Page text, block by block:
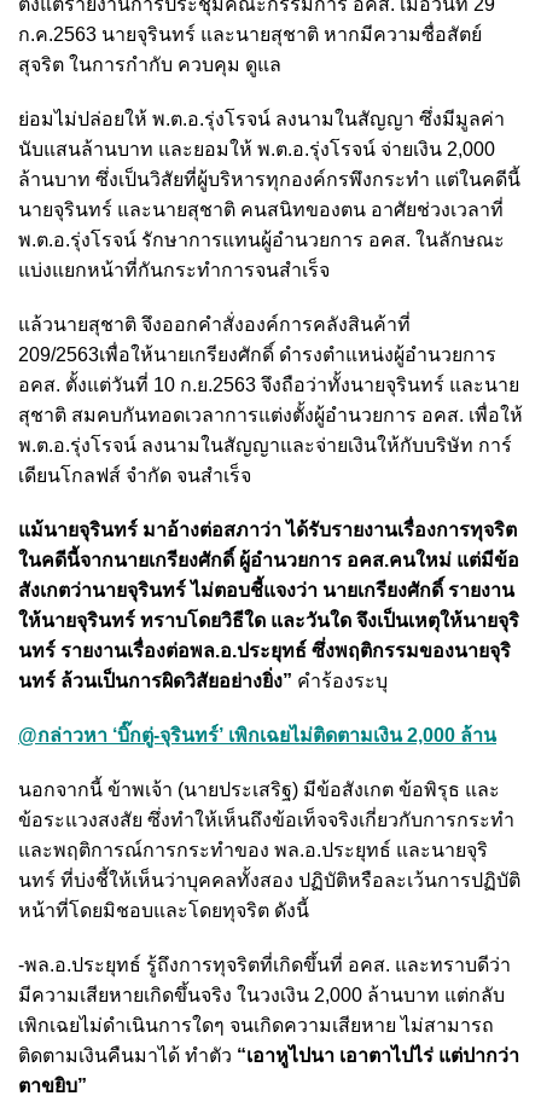
ก.ค.2563 นายจุรินทร์ และนายสุชาติ หากมีความซื่อสัตย์
สุจริต ในการกำกับ ควบคุม ดูแล
ย่อมไม่ปล่อยให้ พ.ต.อ.รุ่งโรจน์ ลงนามในสัญญา ซึ่งมีมูลค่า
นับแสนล้านบาท และยอมให้ พ.ต.อ.รุ่งโรจน์ จ่ายเงิน 2,000
ล้านบาท ซึ่งเป็นวิสัยที่ผู้บริหารทุกองค์กรพึงกระทำ แต่ในคดีนี้
นายจุรินทร์ และนายสุชาติ คนสนิทของตน อาศัยช่วงเวลาที่
พ.ต.อ.รุ่งโรจน์ รักษาการแทนผู้อำนวยการ อคส. ในลักษณะ
แบ่งแยกหน้าที่กันกระทำการจนสำเร็จ
แล้วนายสุชาติ จึงออกคำสั่งองค์การคลังสินค้าที่
209/2563เพื่อให้นายเกรียงศักดิ์ ดำรงตำแหน่งผู้อำนวยการ
อคส. ตั้งแต่วันที่ 10 ก.ย.2563 จึงถือว่าทั้งนายจุรินทร์ และนาย
สุชาติ สมคบกันทอดเวลาการแต่งตั้งผู้อำนวยการ อคส. เพื่อให้
พ.ต.อ.รุ่งโรจน์ ลงนามในสัญญาและจ่ายเงินให้กับบริษัท การ์
เดียนโกลฟส์ จำกัด จนสำเร็จ
แม้นายจุรินทร์ มาอ้างต่อสภาว่า ได้รับรายงานเรื่องการทุจริต
ในคดีนี้จากนายเกรียงศักดิ์ ผู้อำนวยการ อคส.คนใหม่ แต่มีข้อ
สังเกตว่านายจุรินทร์ ไม่ตอบชี้แจงว่า นายเกรียงศักดิ์ รายงาน
ให้นายจุรินทร์ ทราบโดยวิธีใด และวันใด จึงเป็นเหตุให้นายจุริ
นทร์ รายงานเรื่องต่อพล.อ.ประยุทธ์ ซึ่งพฤติกรรมของนายจุริ
นทร์ ล้วนเป็นการผิดวิสัยอย่างยิ่ง” คำร้องระบุ
@กล่าวหา ‘บิ๊กตู่-จุรินทร์’ เพิกเฉยไม่ติดตามเงิน 2,000 ล้าน
นอกจากนี้ ข้าพเจ้า (นายประเสริฐ) มีข้อสังเกต ข้อพิรุธ และ
ข้อระแวงสงสัย ซึ่งทำให้เห็นถึงข้อเท็จจริงเกี่ยวกับการกระทำ
และพฤติการณ์การกระทำของ พล.อ.ประยุทธ์ และนายจุริ
นทร์ ที่บ่งชี้ให้เห็นว่าบุคคลทั้งสอง ปฏิบัติหรือละเว้นการปฏิบัติ
หน้าที่โดยมิชอบและโดยทุจริต ดังนี้
-พล.อ.ประยุทธ์ รู้ถึงการทุจริตที่เกิดขึ้นที่ อคส. และทราบดีว่า
มีความเสียหายเกิดขึ้นจริง ในวงเงิน 2,000 ล้านบาท แต่กลับ
เพิกเฉยไม่ดำเนินการใดๆ จนเกิดความเสียหาย ไม่สามารถ
ติดตามเงินคืนมาได้ ทำตัว “เอาหูไปนา เอาตาไปไร่ แต่ปากว่า
ตาขยิบ”